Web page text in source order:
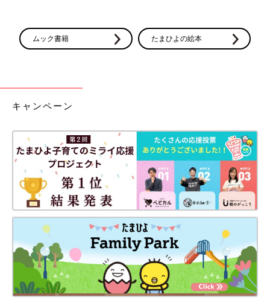
ムック書籍 たまひよの絵本
キャンペーン